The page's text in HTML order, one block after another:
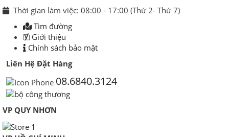
Thời gian làm việc: 08:00 - 17:00 (Thứ 2- Thứ 7)
Tìm đường
Giới thiệu
Chính sách bảo mật
Liên Hệ Đặt Hàng
08.6840.3124
VP QUY NHƠN